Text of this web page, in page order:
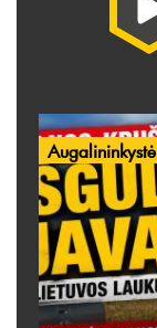
Augalininkystė